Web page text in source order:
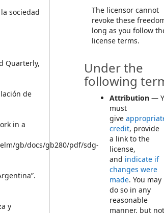
sociedad
Quarterly,
de
in a
gb/docs/gb280/pdf/sdg-
y
The licensor cannot
revoke these
long as you follow
license terms.
Under the
following
Attribution —
must
give
credit, provide
a link to the
license,
and indicate if
changes were
made. You may
do so in any
reasonable
manner, but